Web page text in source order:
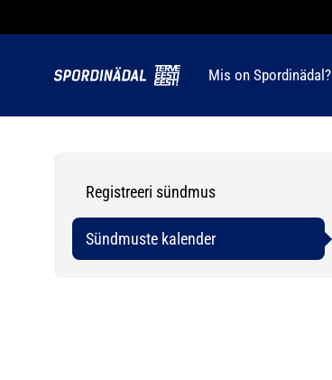
Mis on Spordinädal?
Registreeri sündmus
Sündmuste kalender